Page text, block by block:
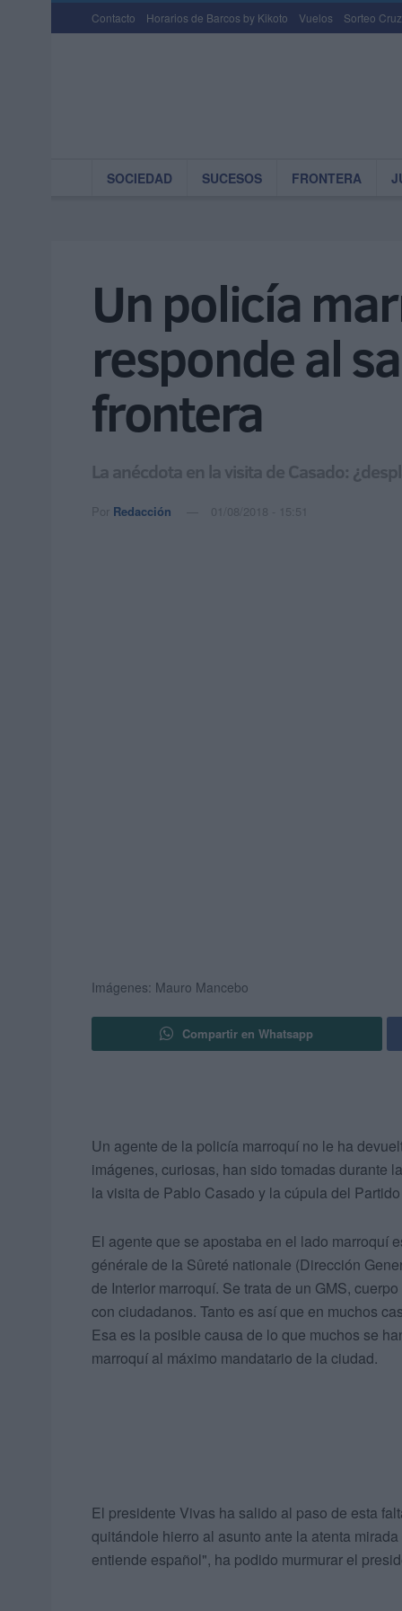
Contacto Horarios de Barcos by Kikoto Vuelos Sorteo
SOCIEDAD SUCESOS FRONTERA
Un policía
responde al
frontera
La anécdota en la visita de Casado:
Por Redacción 01/08/2018 - 15:51
Imágenes: Mauro Mancebo
Compartir en Whatsapp
Un agente de la policía marroquí no le ha
imágenes, curiosas, han sido tomadas durante
la visita de Pablo Casado y la cúpula del
El agente que se apostaba en el lado marroquí
générale de la Sûreté nationale (Dirección
de Interior marroquí. Se trata de un GMS,
con ciudadanos. Tanto es así que en muchos
Esa es la posible causa de lo que muchos se
marroquí al máximo mandatario de la ciudad.
El presidente Vivas ha salido al paso de esta
quitándole hierro al asunto ante la atenta
entiende español", ha podido murmurar el